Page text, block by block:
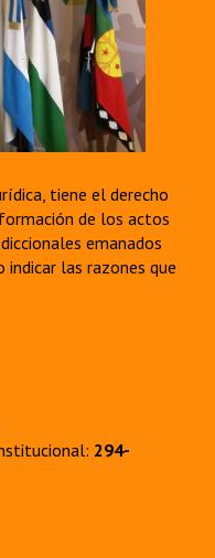
tiene el derecho
de los actos
emanados
indicar las razones que
294-